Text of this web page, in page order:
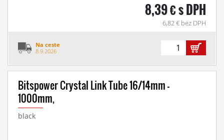
8,39 € s DPH
6,82 € bez DPH
Na ceste
8.9.2026
Bitspower Crystal Link Tube 16/14mm -
1000mm,
black